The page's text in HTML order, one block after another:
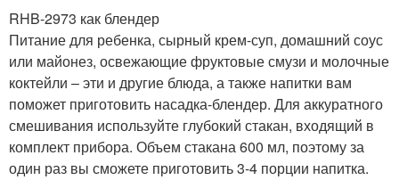
RHB-2973 как блендер
Питание для ребенка, сырный крем-суп, домашний соус
или майонез, освежающие фруктовые смузи и молочные
коктейли – эти и другие блюда, а также напитки вам
поможет приготовить насадка-блендер. Для аккуратного
смешивания используйте глубокий стакан, входящий в
комплект прибора. Объем стакана 600 мл, поэтому за
один раз вы сможете приготовить 3-4 порции напитка.